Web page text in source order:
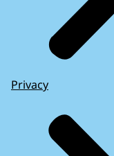
Privacy